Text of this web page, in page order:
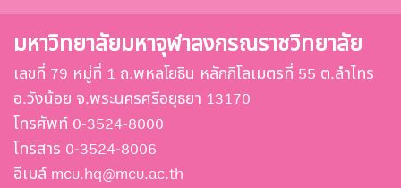
มหาวิทยาลัยมหาจุฬาลงกรณราชวิทยาลัย
เลขที่ 79 หมู่ที่ 1 ถ.พหลโยธิน หลักกิโลเมตรที่ 55 ต.ลำไทร
อ.วังน้อย จ.พระนครศรีอยุธยา 13170
โทรศัพท์ 0-3524-8000
โทรสาร 0-3524-8006
อีเมล์ mcu.hq@mcu.ac.th